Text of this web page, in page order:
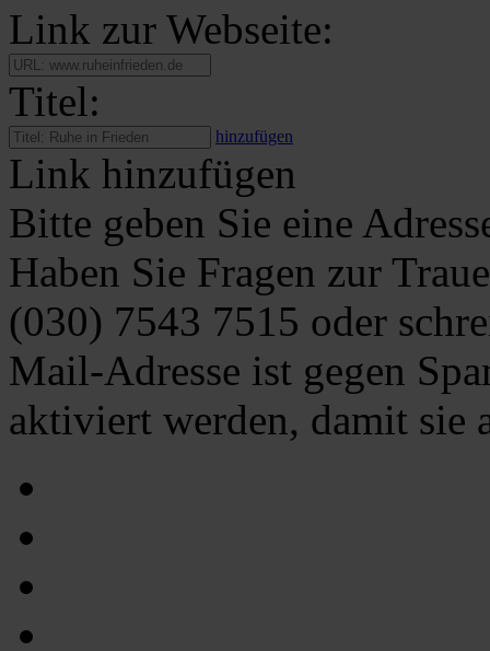
Link zur Webseite:
Titel:
hinzufügen
Link hinzufügen
Bitte geben Sie eine
Haben Sie Fragen zur
(030) 7543 7515 oder
Mail-Adresse ist gegen
aktiviert werden, damit sie